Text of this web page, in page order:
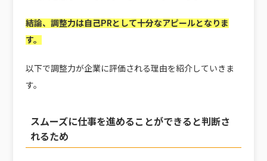
結論、 調整力は自己PRとして十分なアピールとなりま
す。
以下で調整力が企業に評価される理由を紹介していきま
す。
スムーズに仕事を進めることができると判断さ
れるため